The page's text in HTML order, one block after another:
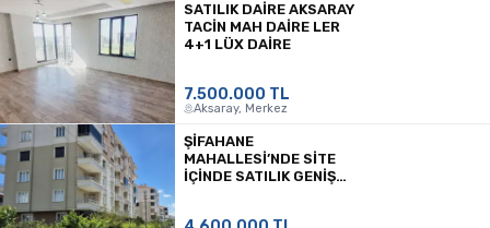
SATILIK DAIRE AKSARAY
TACIN MAH DAIRE LER
4+1 LÜX DAIRE
7.500.000 TL
Aksaray, Merkez
ŞİFAHANE
MAHALLESİ’NDE SİTE
İÇİNDE SATILIK GENİŞ